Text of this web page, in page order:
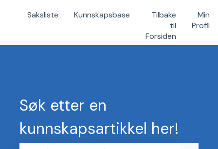
Saksliste Kunnskapsbase
Tilbake
til
Forsiden
Min
Profil
Søk etter en
kunnskapsartikkel her!